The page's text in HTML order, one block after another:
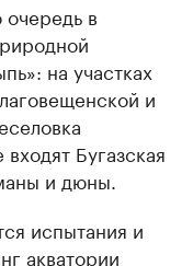
в
на участках
и
Бугазская
и дюны.
испытания и
акватории